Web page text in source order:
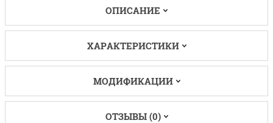
ОПИСАНИЕ
ХАРАКТЕРИСТИКИ
МОДИФИКАЦИИ
ОТЗЫВЫ (0)